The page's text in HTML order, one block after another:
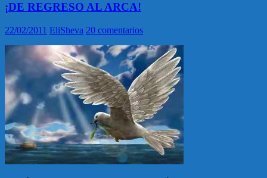
¡DE REGRESO AL ARCA!
22/02/2011 EliSheva 20 comentarios